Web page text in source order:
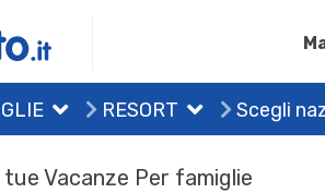
RESORT Scegli
Vacanze Per famiglie